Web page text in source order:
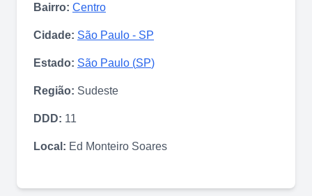
Bairro: Centro
Cidade: São Paulo - SP
Estado: São Paulo (SP)
Região: Sudeste
DDD: 11
Local: Ed Monteiro Soares